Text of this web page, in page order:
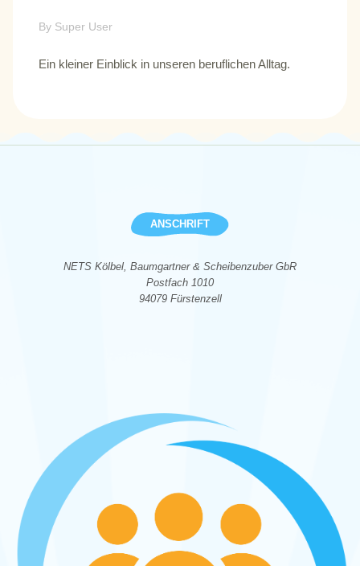
By Super User
Ein kleiner Einblick in unseren beruflichen Alltag.
ANSCHRIFT
NETS Kölbel, Baumgartner & Scheibenzuber GbR
Postfach 1010
94079 Fürstenzell